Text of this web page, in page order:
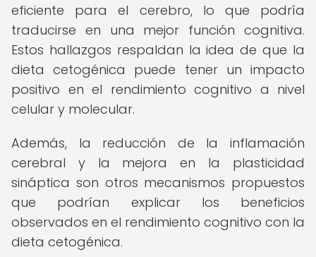
eficiente para el cerebro, lo que podría
traducirse en una mejor función cognitiva.
Estos hallazgos respaldan la idea de que la
dieta cetogénica puede tener un impacto
positivo en el rendimiento cognitivo a nivel
celular y molecular.
Además, la reducción de la inflamación
cerebral y la mejora en la plasticidad
sináptica son otros mecanismos propuestos
que podrían explicar los beneficios
observados en el rendimiento cognitivo con la
dieta cetogénica.